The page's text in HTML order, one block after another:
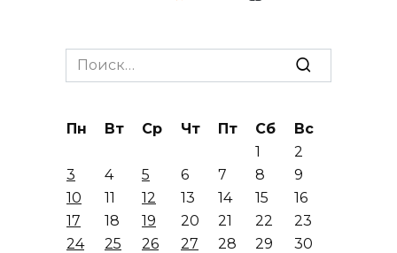
Search
for:
Пн Вт Ср Чт Пт Сб
Вс
1
2
3
4 5 6 7 8
9
10
11 12 13 14 15
16
17
18 19 20 21 22
23
24
25 26 27 28 29
30